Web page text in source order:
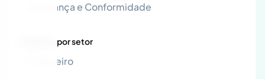
Segurança e Conformidade
Soluções por setor
Financeiro